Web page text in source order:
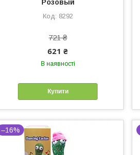
Розовый
8292
721 ₴
621 ₴
В наявності
Купити
–16%